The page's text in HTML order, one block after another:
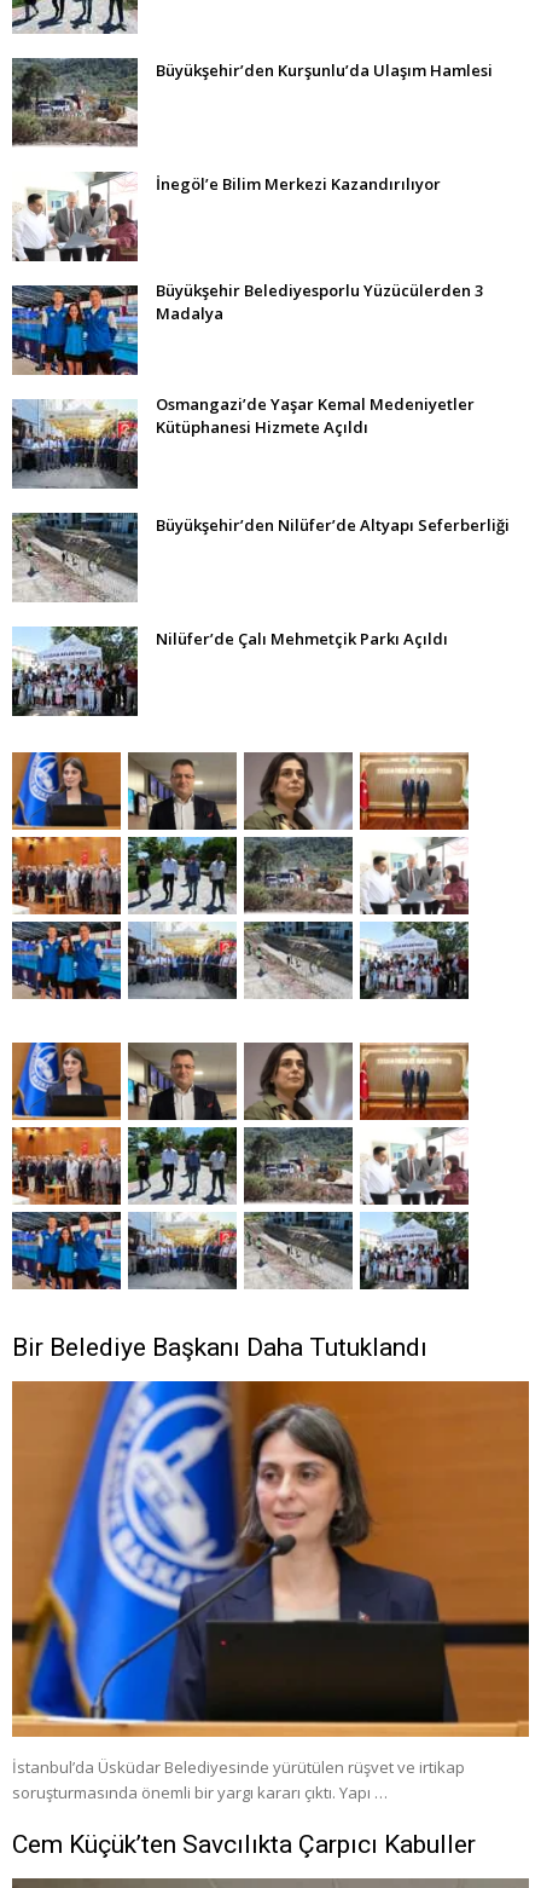
Büyükşehir’den Kurşunlu’da Ulaşım Hamlesi
İnegöl’e Bilim Merkezi Kazandırılıyor
Büyükşehir Belediyesporlu Yüzücülerden 3
Madalya
Osmangazi’de Yaşar Kemal Medeniyetler
Kütüphanesi Hizmete Açıldı
Büyükşehir’den Nilüfer’de Altyapı Seferberliği
Nilüfer’de Çalı Mehmetçik Parkı Açıldı
Bir Belediye Başkanı Daha Tutuklandı
İstanbul’da Üsküdar Belediyesinde yürütülen rüşvet ve irtikap
soruşturmasında önemli bir yargı kararı çıktı. Yapı …
Cem Küçük’ten Savcılıkta Çarpıcı Kabuller